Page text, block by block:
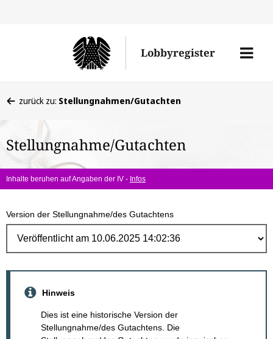
Lobbyregister
Menü
befinden
hier:
zurück zu: Stellungnahmen/Gutachten
Stellungnahme/Gutachten
Inhalte beruhen auf Angaben der IV - Infos
Version der Stellungnahme/des Gutachtens
Hinweis
Dies ist eine historische Version der
Stellungnahme/des Gutachtens. Die